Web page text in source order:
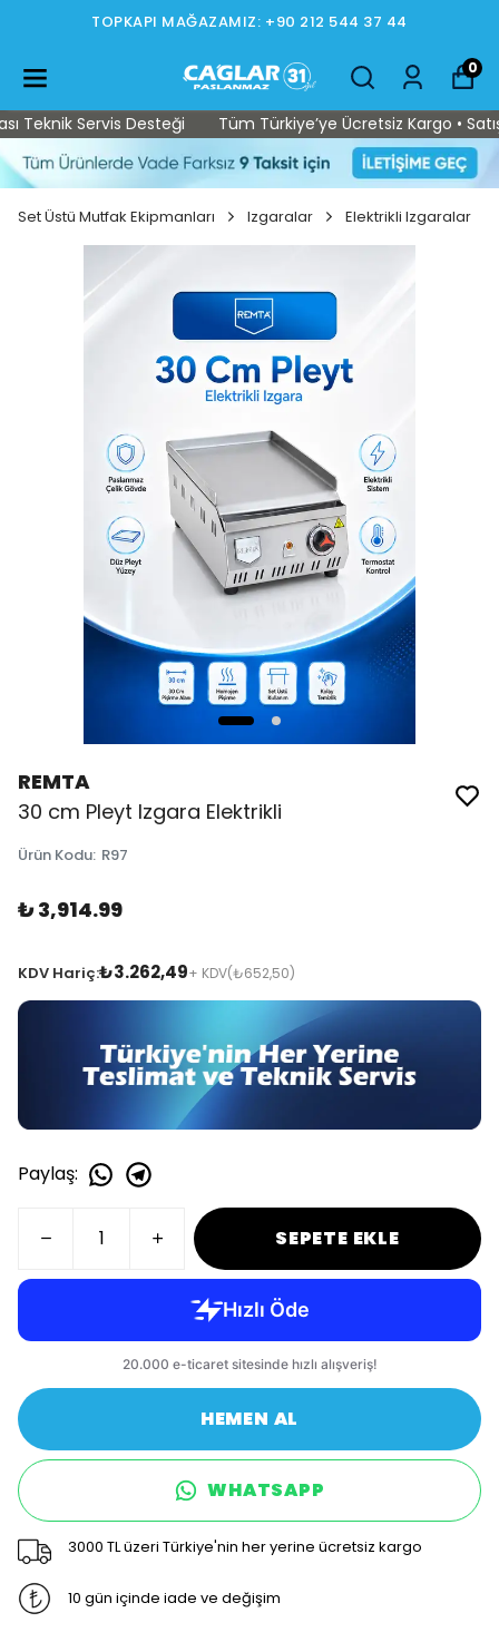
TOPKAPI MAĞAZAMIZ: +90 212 544 37 44
0
Servis Desteği Tüm Türkiye’ye Ücretsiz Kargo • Satış
Set Üstü Mutfak Ekipmanları Izgaralar Elektrikli Izgaralar
REMTA
30 cm Pleyt Izgara Elektrikli
Ürün Kodu: R97
₺ 3,914.99
KDV Hariç:₺3.262,49+ KDV(₺652,50)
Paylaş:
SEPETE EKLE
HEMEN AL
WHATSAPP
3000 TL üzeri Türkiye'nin her yerine ücretsiz kargo
10 gün içinde iade ve değişim